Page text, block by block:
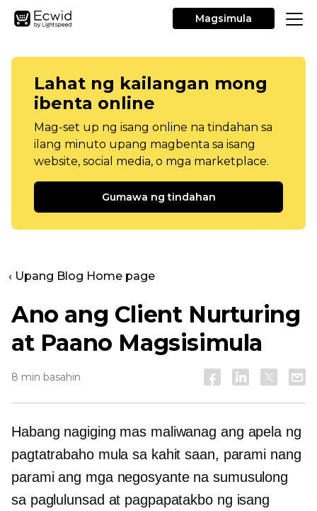
Magsimula
Lahat ng kailangan mong
ibenta online
Mag-set up ng isang online na tindahan sa
ilang minuto upang magbenta sa isang
website, social media, o mga marketplace.
Gumawa ng tindahan
‹ Upang Blog Home page
Ano ang Client Nurturing
at Paano Magsisimula
8 min basahin
Habang nagiging mas maliwanag ang apela ng
pagtatrabaho mula sa kahit saan, parami nang
parami ang mga negosyante na sumusulong
sa paglulunsad at pagpapatakbo ng isang